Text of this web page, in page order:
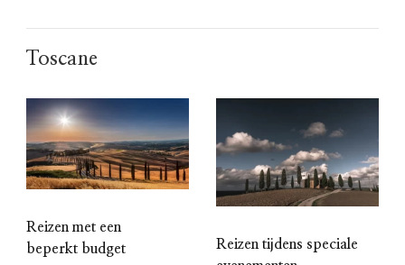
Toscane
Reizen met een
beperkt budget
Reizen tijdens speciale